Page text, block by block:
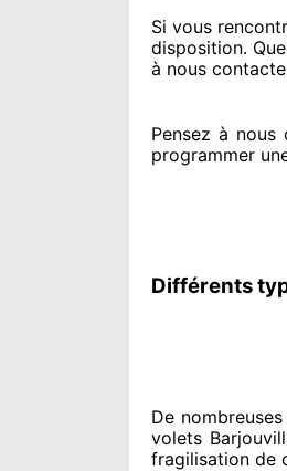
Si vous
disposition.
à nous
Pensez à nous
programmer
Différents
De
volets
fragilisation de